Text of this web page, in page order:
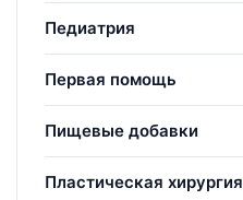
Педиатрия
Первая помощь
Пищевые добавки
Пластическая хирургия